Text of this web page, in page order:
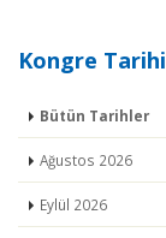
Kongre Tarihi
Bütün Tarihler
Ağustos 2026
Eylül 2026